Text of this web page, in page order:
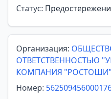
Статус:
Организация:
ОТВЕТСТВЕННОСТЬЮ
КОМПАНИЯ "РОСТОШИ"
Номер: